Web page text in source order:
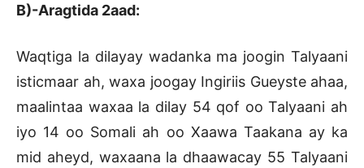
B)-Aragtida 2aad:
Waqtiga la dilayay wadanka ma joogin Talyaani
isticmaar ah, waxa joogay Ingiriis Gueyste ahaa,
maalintaa waxaa la dilay 54 qof oo Talyaani ah
iyo 14 oo Somali ah oo Xaawa Taakana ay ka
mid aheyd, waxaana la dhaawacay 55 Talyaani